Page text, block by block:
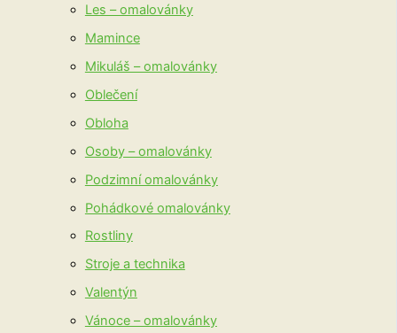
Les – omalovánky
Mamince
Mikuláš – omalovánky
Oblečení
Obloha
Osoby – omalovánky
Podzimní omalovánky
Pohádkové omalovánky
Rostliny
Stroje a technika
Valentýn
Vánoce – omalovánky